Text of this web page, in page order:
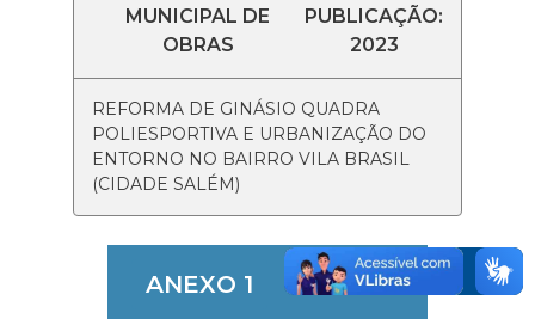
MUNICIPAL DE
OBRAS
PUBLICAÇÃO:
2023
REFORMA DE GINÁSIO QUADRA
POLIESPORTIVA E URBANIZAÇÃO DO
ENTORNO NO BAIRRO VILA BRASIL
(CIDADE SALÉM)
ANEXO 1